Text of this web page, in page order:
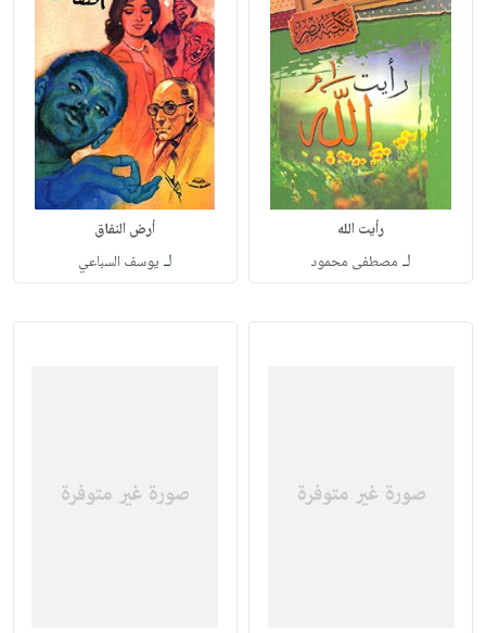
رأيت الله
لـ مصطفى محمود
أرض النفاق
لـ يوسف السباعي